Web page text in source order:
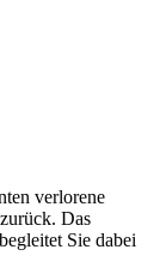
verlorene
Das
Sie dabei